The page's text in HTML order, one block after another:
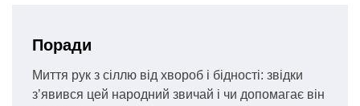
Поради
Миття рук з сіллю від хвороб і бідності: звідки
з’явився цей народний звичай і чи допомагає він